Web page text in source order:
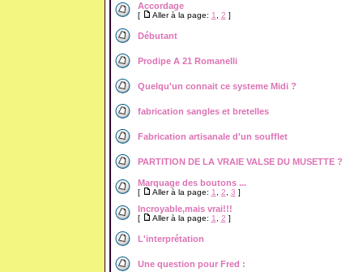
Accordage
[ Aller à la page: 1 2 ]
Débutant
Prodipe A 21 Romanelli
Quelqu'un connait ce systeme Midi ?
fabrication sangles et bretelles
Fabrication artisanale d'un soufflet
PARTITION DE LA VRAIE VALSE DU MUSETTE ?
Marquage des boutons ...
[ Aller à la page: 1 2 3 ]
Incroyable,mais vrai!!!
[ Aller à la page: 1 2 ]
L'interprétation
Une question pour Fred :